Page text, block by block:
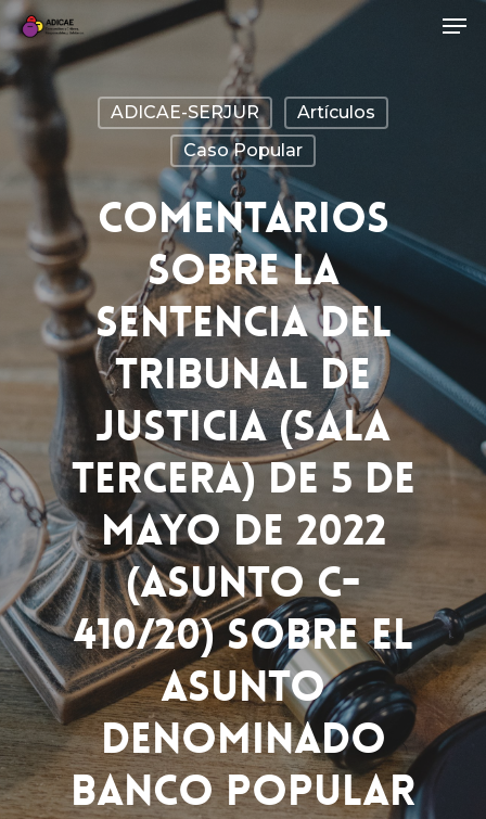
ADICAE-SERJUR
Artículos
Caso Popular
COMENTARIOS
SOBRE LA
SENTENCIA DEL
TRIBUNAL DE
JUSTICIA (Sala
Tercera) De 5 De
Mayo De 2022
(asunto C-
410/20) Sobre El
Asunto
Denominado
BANCO POPULAR